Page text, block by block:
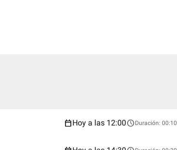
calendar_todayHoy a las 12:00scheduleDuración: 00:10